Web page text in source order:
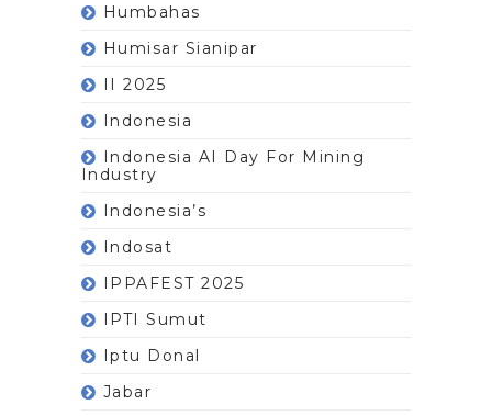
Humbahas
Humisar Sianipar
II 2025
Indonesia
Indonesia AI Day For Mining
Industry
Indonesia’s
Indosat
IPPAFEST 2025
IPTI Sumut
Iptu Donal
Jabar